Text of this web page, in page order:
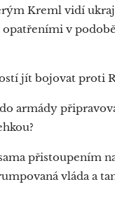
Kreml vidí
v
jít bojovat proti
armády
přistoupením
vláda a